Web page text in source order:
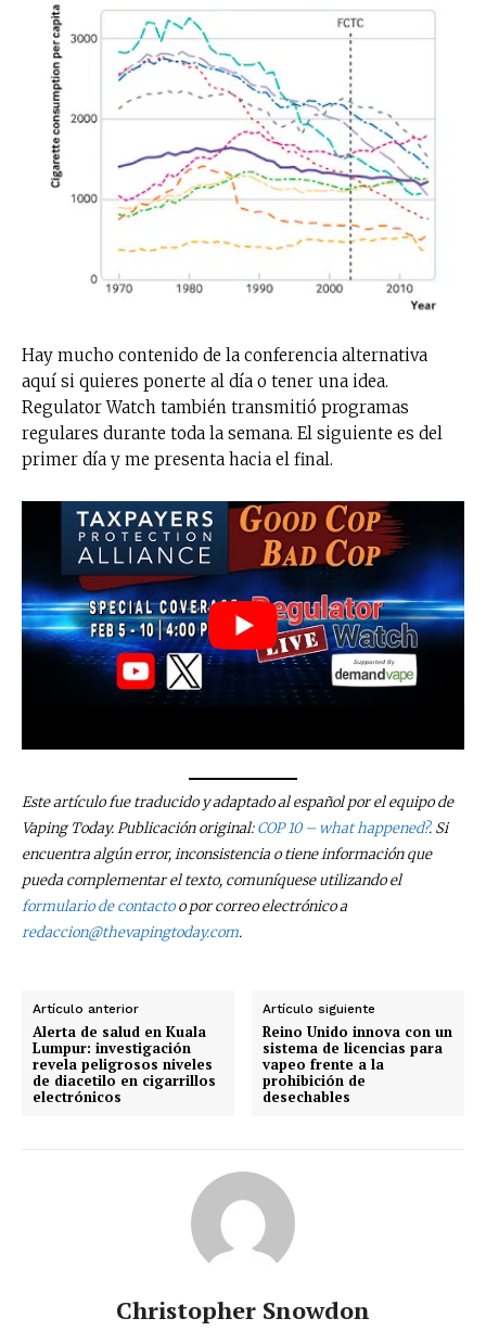
No te pierdas de las
Suscríbete a nuestro boletín diario y
recibe todas las noticias del vapeo y la
reducción de daños en tu correo
receive all the news of vaping and
Hay mucho contenido de la conferencia alternativa
aquí si quieres ponerte al día o tener una idea.
Regulator Watch también transmitió programas
regulares durante toda la semana. El siguiente es del
primer día y me presenta hacia el final.
Este artículo fue traducido y adaptado al español por el equipo de
Vaping Today. Publicación original:COP 10 – what happened?. Si
encuentra algún error, inconsistencia o tiene información que
pueda complementar el texto, comuníquese utilizando el
formulario de contactoo por correo electrónico a
redaccion@thevapingtoday.com.
Artículo anterior
Alerta de salud en Kuala
Lumpur: investigación
revela peligrosos niveles
de diacetilo en cigarrillos
electrónicos
Artículo siguiente
Reino Unido innova con un
sistema de licencias para
vapeo frente a la
prohibición de
desechables
Christopher Snowdon